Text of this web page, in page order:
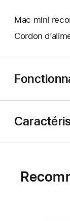
Mac mini
Cordon